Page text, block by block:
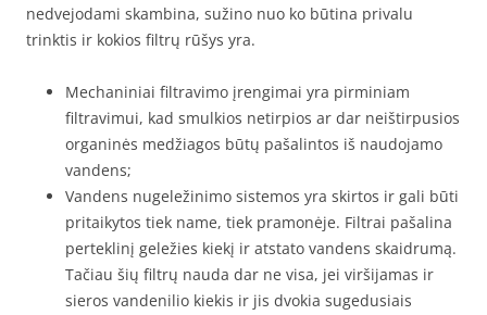
nedvejodami skambina, sužino nuo ko būtina privalu
trinktis ir kokios filtrų rūšys yra.
Mechaniniai filtravimo įrengimai yra pirminiam
filtravimui, kad smulkios netirpios ar dar neištirpusios
organinės medžiagos būtų pašalintos iš naudojamo
vandens;
Vandens nugeležinimo sistemos yra skirtos ir gali būti
pritaikytos tiek name, tiek pramonėje. Filtrai pašalina
perteklinį geležies kiekį ir atstato vandens skaidrumą.
Tačiau šių filtrų nauda dar ne visa, jei viršijamas ir
sieros vandenilio kiekis ir jis dvokia sugedusiais